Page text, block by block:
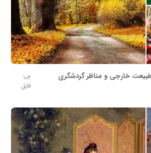
خارجی و مناظر گردشگری
104
فایل